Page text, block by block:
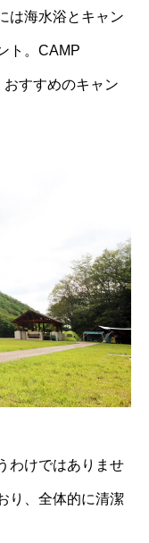
は海水浴とキャン
ト。CAMP
すすめのキャン
わけではありませ
り、全体的に清潔